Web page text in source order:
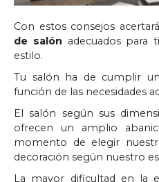
Con estos consejos
de salón adecuados para
estilo.
Tu salón ha de cumplir
función de las necesidades
El salón según sus
ofrecen un amplio
momento de elegir
decoración según nuestro
La mayor dificultad en la